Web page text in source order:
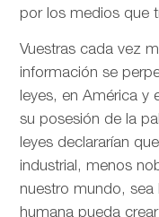
por los medios que
Vuestras cada vez
información se
leyes, en América y
su posesión de la
leyes declararían
industrial, menos
nuestro mundo,